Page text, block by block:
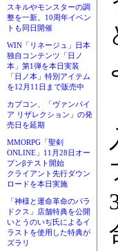
スキルやモンスターの調
整を一新。10周年イベン
トも同日開催
WIN「リネージュ」日本
独自コンテンツ「日ノ
本」第1弾を本日実装
「日ノ本」特別アイテム
を12月11日まで販売中
カプコン、「ヴァンパイ
ア リザレクション」の発
売日を延期
MMORPG「聖剣
ONLINE」11月28日オー
プンβテスト開始
クライアント先行ダウン
ロードを本日実施
「神様と運命革命のパラ
ドクス」店舗特典を公開
いとうのいぢ氏によるイ
ラストを使用した特典が
ズラリ